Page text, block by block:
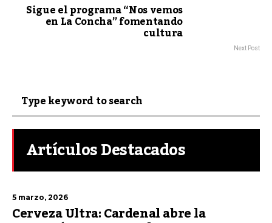
Sigue el programa “Nos vemos
en La Concha” fomentando
cultura
Next Post
Artículos Destacados
5 marzo, 2026
Cerveza Ultra: Cardenal abre la